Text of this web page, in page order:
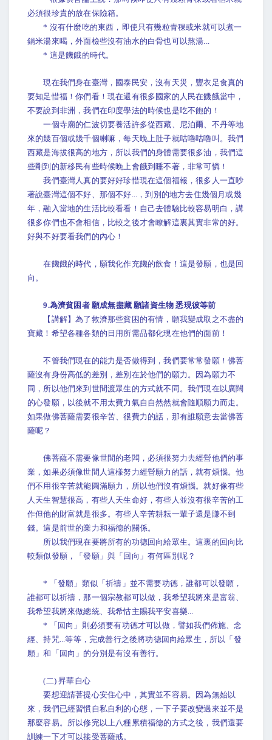
必須很珍貴的放在保險箱。
* 沒有什麼吃的東西，即使只有幾粒青稞或米就可以煮一
鍋米湯來喝，外面檢些沒有油水的白骨也可以熬湯...
* 這是饑餓的時代。
現在我們身在臺灣，國泰民安，沒有天災，豐衣足食真的
要知足惜福！你們看！現在還有很多國家的人民在饑餓當中，
不要說到非洲，我們在印度學法的時候也是吃不飽的！
一個寺廟的仁波切要養活許多從西藏、尼泊爾、不丹等地
來的幾百個或幾千個喇嘛，每天晚上肚子就咕嚕咕嚕叫。我們
西藏是海拔很高的地方，所以我們的身體需要很多油，我們這
些剛到的新移民有些時候晚上會餓到睡不著，非常可憐！
我們臺灣人真的要好好珍惜現在這個福報，很多人一直吵
著說臺灣這個不好、那個不好...，到別的地方去住幾個月或幾
年，融入當地的生活比較看看！自己去體驗比較容易明白，講
很多你們也不會相信，比較之後才會瞭解這裏其實非常的好。
好與不好要看我們的內心！
在饑餓的時代，願我化作充饑的飲食！這是發願，也是回
向。
9.為濟貧困者 願成無盡藏 願諸資生物 悉現彼等前
【講解】為了救濟那些貧困的有情，願我變成取之不盡的
寶藏！希望各種各類的日用所需品都化現在他們的面前！
不管我們現在的能力是否做得到，我們要常常發願！佛菩
薩沒有身份高低的差別，差別在於他們的願力。因為願力不
同，所以他們來到世間渡眾生的方式就不同。我們現在以廣闊
的心發願，以後就不用太費力氣自自然然就會隨順願力而走。
如果做佛菩薩需要很辛苦、很費力的話，那有誰願意去當佛菩
薩呢？
佛菩薩不需要像世間的老闆，必須很努力去經營他們的事
業，如果必須像世間人這樣努力經營願力的話，就有煩惱。他
們不用很辛苦就能圓滿願力，所以他們沒有煩惱。就好像有些
人天生智慧很高，有些人天生命好，有些人並沒有很辛苦的工
作但他的財富就是很多。有些人辛苦耕耘一輩子還是賺不到
錢。這是前世的業力和福德的關係。
所以我們現在要將所有的功德回向給眾生。這裏的回向比
較類似發願，「發願」與「回向」有何區別呢？
* 「發願」類似「祈禱」並不需要功德，誰都可以發願，
誰都可以祈禱，那一個宗教都可以做，我希望我將來是富翁、
我希望我將來做總統、我希怙主賜我平安喜樂...
* 「回向」則必須要有功德才可以做，譬如我們佈施、念
經、持咒...等等，完成善行之後將功德回向給眾生，所以「發
願」和「回向」的分別是有沒有善行。
(二) 昇華自心
要想迎請菩提心安住心中，其實並不容易。因為無始以
來，我們已經習慣自私自利的心態，一下子要改變過來並不是
那麼容易。所以修完以上八種累積福德的方式之後，我們還要
訓練一下才可以接受菩薩戒。